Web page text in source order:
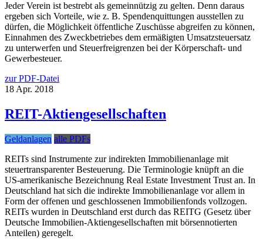
Jeder Verein ist bestrebt als gemeinnützig zu gelten. Denn daraus
ergeben sich Vorteile, wie z. B. Spendenquittungen ausstellen zu
dürfen, die Möglichkeit öffentliche Zuschüsse abgreifen zu können,
Einnahmen des Zweckbetriebes dem ermäßigten Umsatzsteuersatz
zu unterwerfen und Steuerfreigrenzen bei der Körperschaft- und
Gewerbesteuer.
zur PDF-Datei
18 Apr. 2018
REIT-Aktiengesellschaften
Geldanlagen alle PDFs
REITs sind Instrumente zur indirekten Immobilienanlage mit
steuertransparenter Besteuerung. Die Terminologie knüpft an die
US-amerikanische Bezeichnung Real Estate Investment Trust an. In
Deutschland hat sich die indirekte Immobilienanlage vor allem in
Form der offenen und geschlossenen Immobilienfonds vollzogen.
REITs wurden in Deutschland erst durch das REITG (Gesetz über
Deutsche Immobilien-Aktiengesellschaften mit börsennotierten
Anteilen) geregelt.